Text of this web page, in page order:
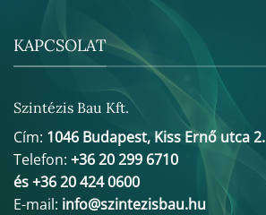
KAPCSOLAT
Szintézis Bau Kft.
Cím: 1046 Budapest, Kiss Ernő utca 2.
Telefon: +36 20 299 6710
és +36 20 424 0600
E-mail: info@szintezisbau.hu